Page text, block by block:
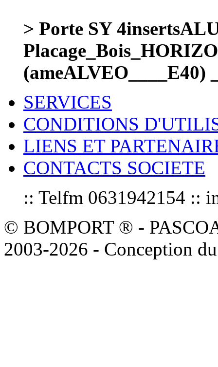
> Porte SY
(ameALVEO____E40)
SERVICES
CONDITIONS
LIENS ET
CONTACTS SOCIETE
:: Telfm 0631942154 ::
© BOMPORT ® -
2003-2026 - Conception